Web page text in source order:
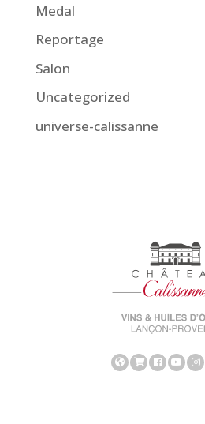
Medal
Reportage
Salon
Uncategorized
universe-calissanne